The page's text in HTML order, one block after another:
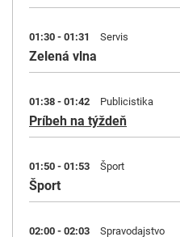
01:30 - 01:31 Servis
Zelená vlna
01:38 - 01:42 Publicistika
Príbeh na týždeň
01:50 - 01:53 Šport
Šport
02:00 - 02:03 Spravodajstvo